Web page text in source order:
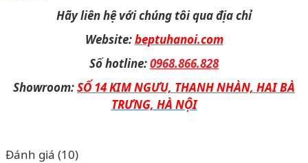
Hãy liên hệ với chúng tôi qua địa chỉ
Website:beptuhanoi.com
Số hotline:0968.866.828
Showroom:SỐ 14 KIM NGƯU, THANH NHÀN, HAI BÀ
TRƯNG, HÀ NỘI
Đánh giá (10)